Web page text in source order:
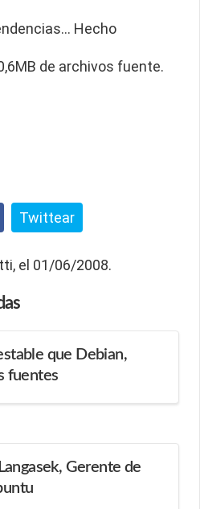
Hecho
de archivos fuente.
Twittear
el 01/06/2008.
que Debian,
fuentes
Gerente de